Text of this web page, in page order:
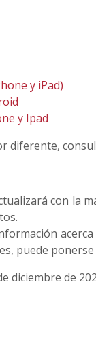
y iPad)
y Ipad
diferente,
con la
puede
diciembre de